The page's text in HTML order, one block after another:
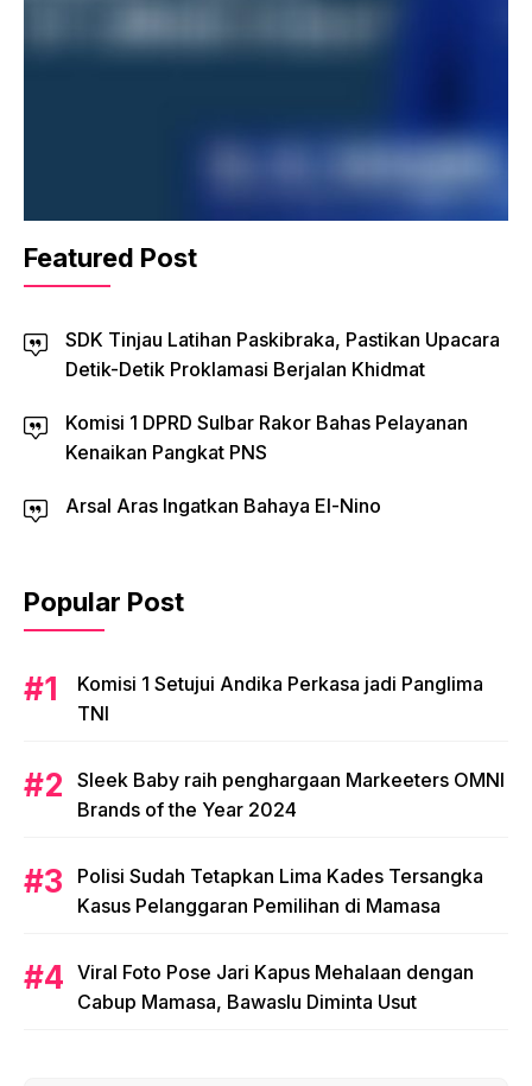
Featured Post
SDK Tinjau Latihan Paskibraka, Pastikan Upacara
Detik-Detik Proklamasi Berjalan Khidmat
Komisi 1 DPRD Sulbar Rakor Bahas Pelayanan
Kenaikan Pangkat PNS
Arsal Aras Ingatkan Bahaya El-Nino
Popular Post
Komisi 1 Setujui Andika Perkasa jadi Panglima
TNI
Sleek Baby raih penghargaan Markeeters OMNI
Brands of the Year 2024
Polisi Sudah Tetapkan Lima Kades Tersangka
Kasus Pelanggaran Pemilihan di Mamasa
Viral Foto Pose Jari Kapus Mehalaan dengan
Cabup Mamasa, Bawaslu Diminta Usut